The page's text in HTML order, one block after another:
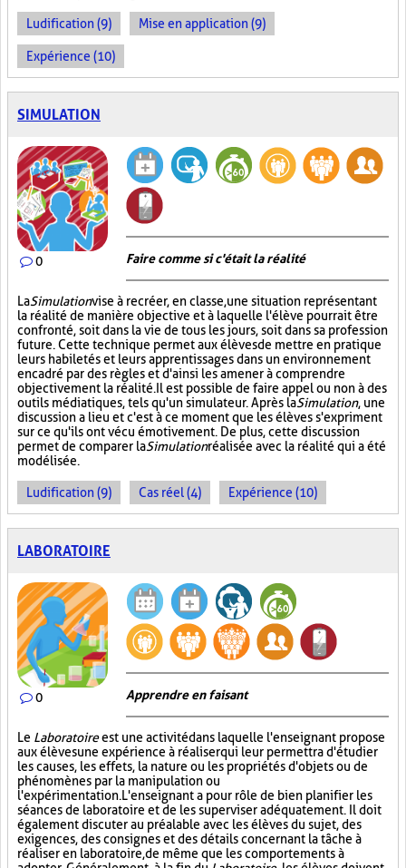
Ludification (9) Mise en application (9)
Expérience (10)
SIMULATION
0 Faire comme si c'était la réalité
LaSimulationvise à recréer, en classe, une situation représentant
la réalité de manière objective et à laquelle l'élève pourrait être
confronté, soit dans la vie de tous les jours, soit dans sa profession
future. Cette technique permet aux élèves de mettre en pratique
leurs habiletés et leurs apprentissages dans un environnement
encadré par des règles et d'ainsi les amener à comprendre
objectivement la réalité. Il est possible de faire appel ou non à des
outils médiatiques, tels qu'un simulateur. Après laSimulation, une
discussion a lieu et c'est à ce moment que les élèves s'expriment
sur ce qu'ils ont vécu émotivement. De plus, cette discussion
permet de comparer laSimulationréalisée avec la réalité qui a été
modélisée.
Ludification (9) Cas réel (4) Expérience (10)
LABORATOIRE
0 Apprendre en faisant
Le Laboratoireest une activité dans laquelle l'enseignant propose
aux élèves une expérience à réaliser qui leur permettra d'étudier
les causes, les effets, la nature ou les propriétés d'objets ou de
phénomènes par la manipulation ou
l'expérimentation. L'enseignant a pour rôle de bien planifier les
séances de laboratoire et de les superviser adéquatement. Il doit
également discuter au préalable avec les élèves du sujet, des
exigences, des consignes et des détails concernant la tâche à
réaliser en laboratoire, de même que les comportements à